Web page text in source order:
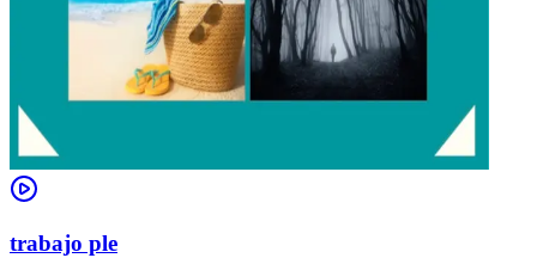
trabajo ple